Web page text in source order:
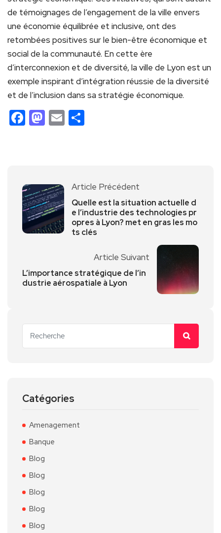
de témoignages de l’engagement de la ville envers
une économie équilibrée et inclusive, ont des
retombées positives sur le bien-être économique et
social de la communauté. En cette ère
d’interconnexion et de diversité, la ville de Lyon est un
exemple inspirant d’intégration réussie de la diversité
et de l’inclusion dans sa stratégie économique.
Facebook
Mastodon
Email
Article Précédent
Quelle est la situation actuelle d
e l’industrie des technologies pr
opres à Lyon? met en gras les mo
ts clés
Article Suivant
L’importance stratégique de l’in
dustrie aérospatiale à Lyon
Catégories
Amenagement
Banque
Blog
Blog
Blog
Blog
Blog